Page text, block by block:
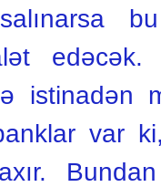
bu
edəcək.
istinadən
var